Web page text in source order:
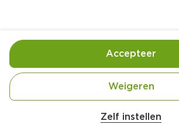
Ingrediënten
Zelf instellen
Weigeren
Accepteer